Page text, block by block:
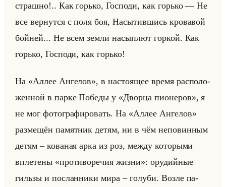
страш­но!.. Как горько, Гос­по­ди, как горько — Не
все вер­нут­ся с поля боя, На­сы­тив­шись кро­ва­вой
бойней... Не всем земли на­сып­лют гор­кой. Как
горько, Гос­по­ди, как горько!
На «Аллее Ангелов», в на­сто­ящее время рас­по­ло­
жен­ной в парке По­бе­ды у «Дворца пионеров», я
не мог фо­то­гра­фи­ро­вать. На «Аллее Ангелов»
раз­ме­щён па­мят­ник детям, ни в чём непо­вин­ным
детям – ко­ва­ная арка из роз, между ко­то­ры­ми
впле­те­ны «противоречия жизни»: ору­дийные
гильзы и по­слан­ни­ки мира – го­лу­би. Возле па­